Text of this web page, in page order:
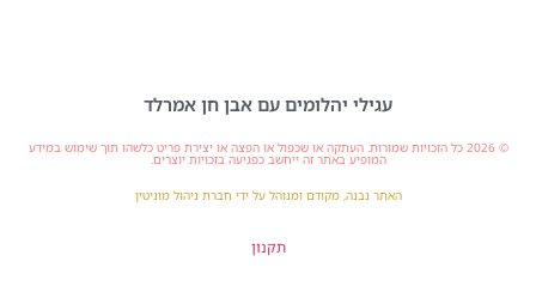
עגילי יהלומים עם אבן חן אמרלד
© 2026 כל הזכויות שמורות. העתקה או שכפול או הפצה או יצירת פריט כלשהו תוך שימוש במידע
המופיע באתר זה ייחשב כפגיעה בזכויות יוצרים.
האתר נבנה, מקודם ומנוהל על ידי חברת ניהול מוניטין
תקנון